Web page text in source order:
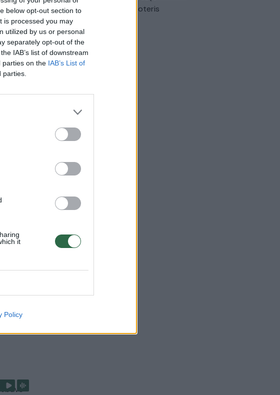
below opt-out section to
is processed you may
utilized by us or personal
separately opt-out of the
IAB’s list of downstream
parties on the IAB’s List of
it
Policy
įrašai
automobilis sužalojo dvi moteris
Žinios